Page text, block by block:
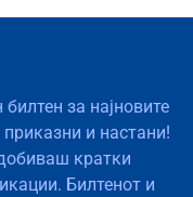
за најновите
и настани!
кратки
Билтенот и